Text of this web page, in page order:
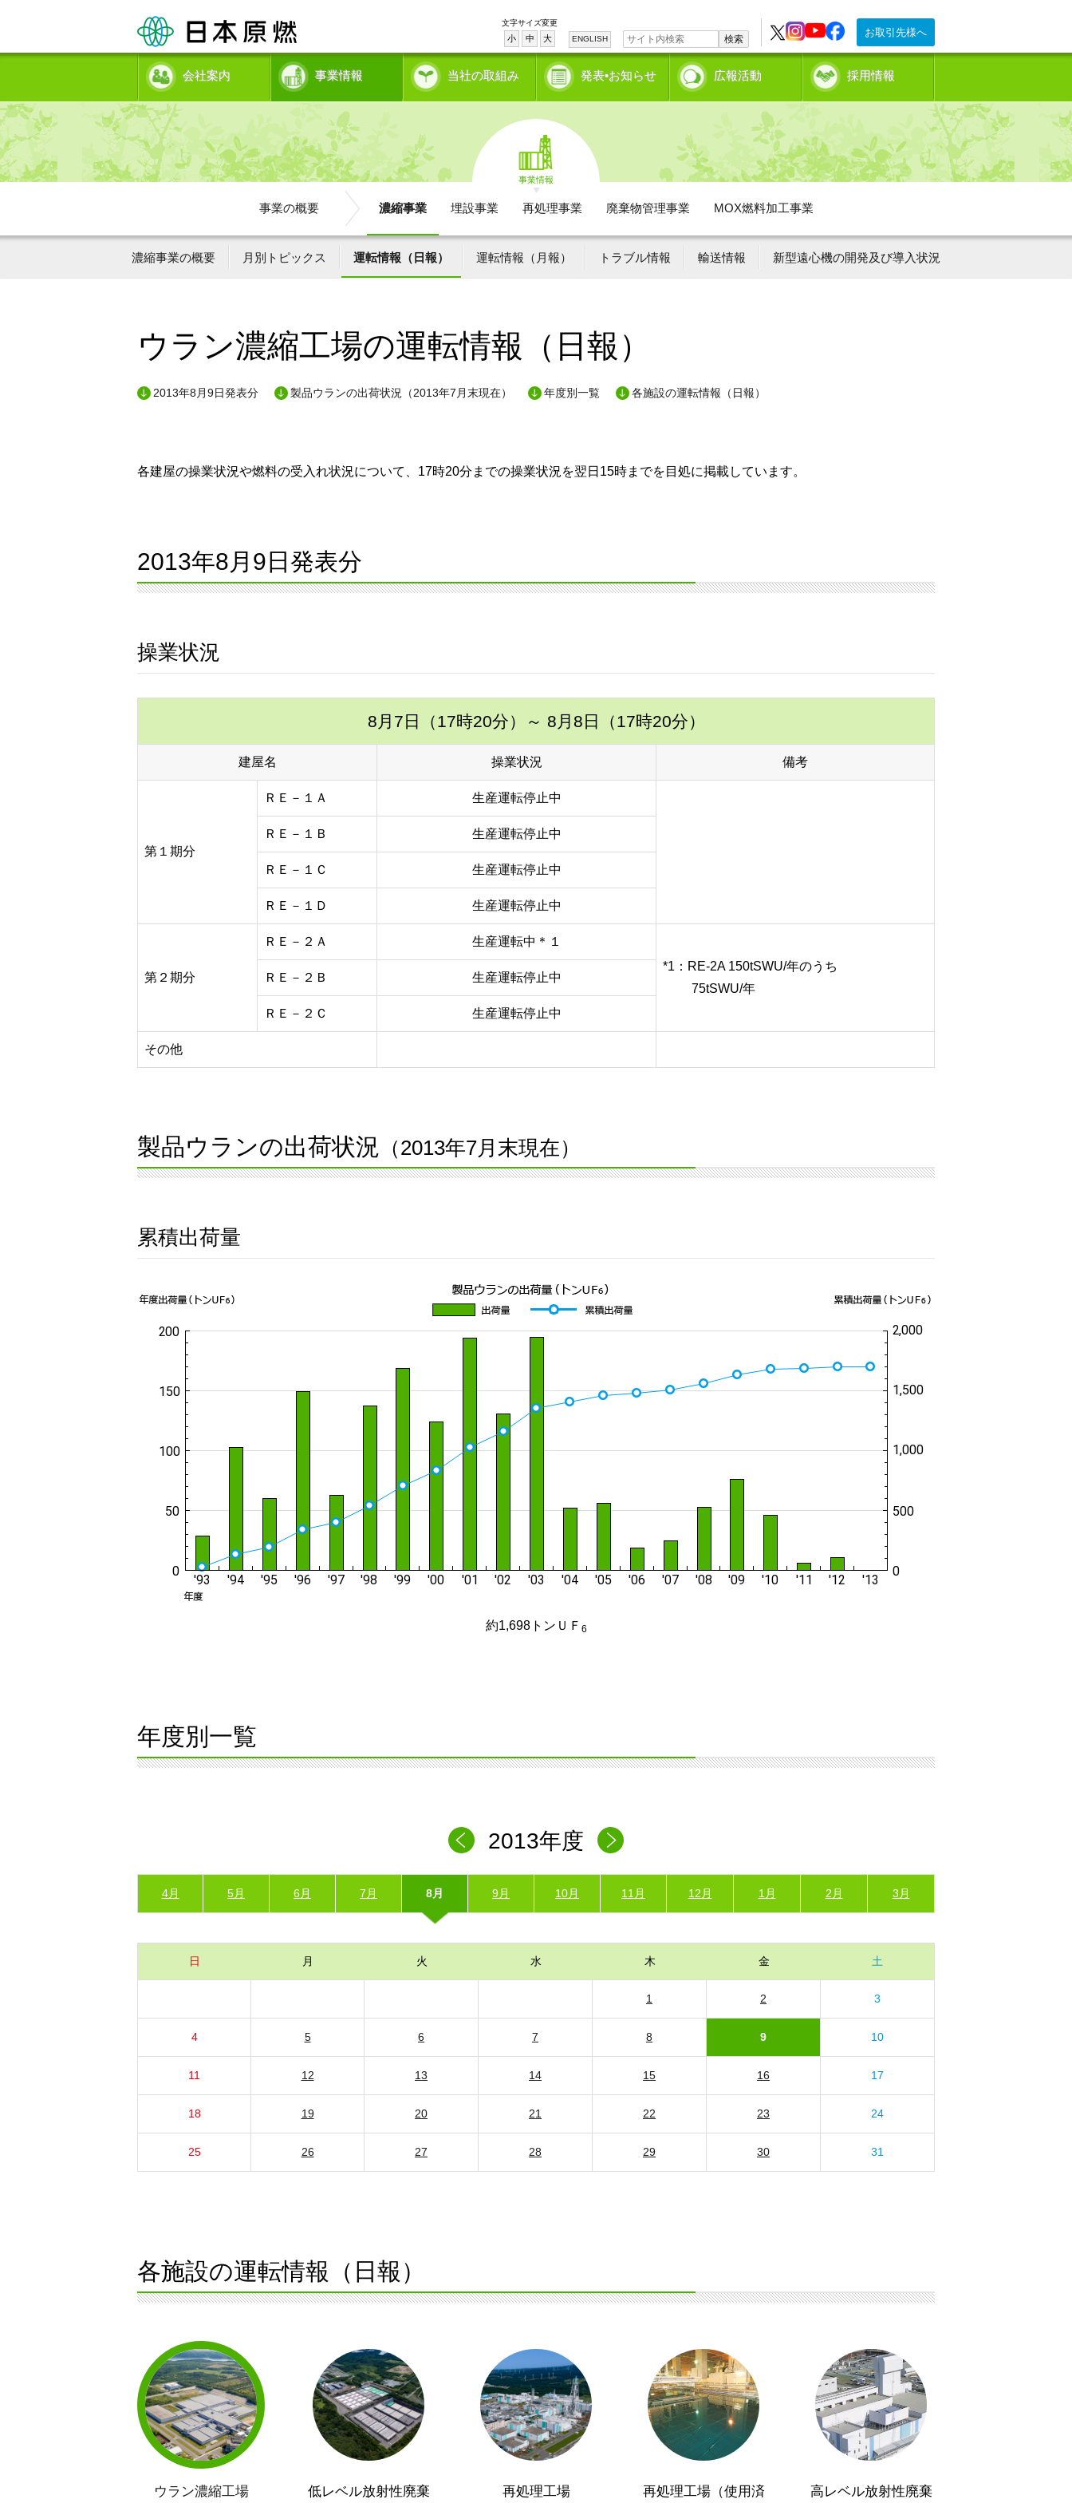
お取引先様へ
検索
文字サイズ変更
小 中 大 ENGLISH
会社案内 事業情報 当社の取組み 発表•お知らせ 広報活動 採用情報
事業情報
事業の概要 濃縮事業 埋設事業 再処理事業 廃棄物管理事業 MOX燃料加工事業
濃縮事業の概要 月別トピックス 運転情報（日報） 運転情報（月報） トラブル情報 輸送情報 新型遠心機の開発及び導入状況
ウラン濃縮工場の運転情報（日報）
2013年8月9日発表分 製品ウランの出荷状況（2013年7月末現在） 年度別一覧 各施設の運転情報（日報）
各建屋の操業状況や燃料の受入れ状況について、17時20分までの操業状況を翌日15時までを目処に掲載しています。
2013年8月9日発表分
操業状況
8月7日（17時20分） ～ 8月8日（17時20分）
建屋名 操業状況 備考
第１期分
ＲＥ－１Ａ 生産運転停止中
ＲＥ－１Ｂ 生産運転停止中
ＲＥ－１Ｃ 生産運転停止中
ＲＥ－１Ｄ 生産運転停止中
第２期分
ＲＥ－２Ａ
生産運転中＊１
*1：RE-2A 150tSWU/年のうち
75tSWU/年
ＲＥ－２Ｂ 生産運転停止中
ＲＥ－２Ｃ 生産運転停止中
その他
製品ウランの出荷状況 （2013年7月末現在）
累積出荷量
約1,698トンＵＦ 6
年度別一覧
2013年度
4月 5月 6月 7月 8月 9月 10月 11月 12月 1月 2月 3月
日 月 火 水 木 金 土
1 2 3
4 5 6 7 8 9 10
11 12 13 14 15 16 17
18 19 20 21 22 23 24
25 26 27 28 29 30 31
各施設の運転情報（日報）
ウラン濃縮工場 低レベル放射性廃棄 再処理工場 再処理工場（使用済 高レベル放射性廃棄